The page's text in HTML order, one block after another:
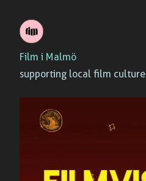
Skip
to
content
Film i Malmö
supporting local film culture